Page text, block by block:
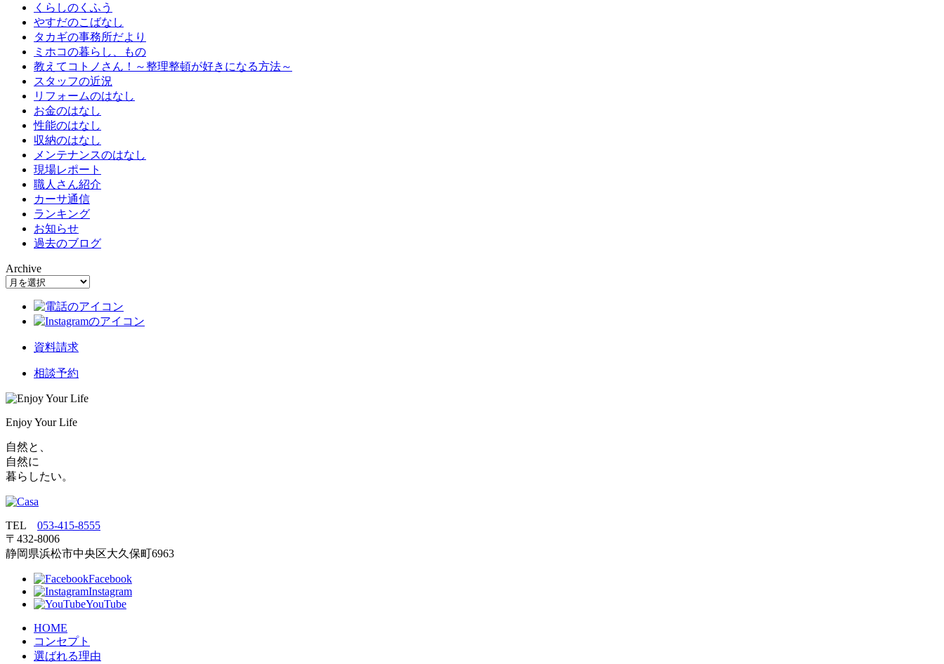
くらしのくふう
やすだのこばなし
タカギの事務所だより
ミホコの暮らし、もの
教えてコトノさん！～整理整頓が好きになる方法～
スタッフの近況
リフォームのはなし
お金のはなし
性能のはなし
収納のはなし
メンテナンスのはなし
現場レポート
職人さん紹介
カーサ通信
ランキング
お知らせ
過去のブログ
Archive
資料請求
相談予約
Enjoy Your Life
自然と、
自然に
暮らしたい。
TEL 053‐415‐8555
〒432‐8006
静岡県浜松市中央区大久保町6963
Facebook
Instagram
YouTube
HOME
コンセプト
選ばれる理由